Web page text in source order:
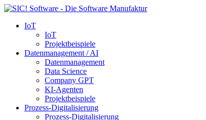
IoT
IoT
Projektbeispiele
Datenmanagement / AI
Datenmanagement
Data Science
Company GPT
KI-Agenten
Projektbeispiele
Prozess-Digitalisierung
Prozess-Digitalisierung